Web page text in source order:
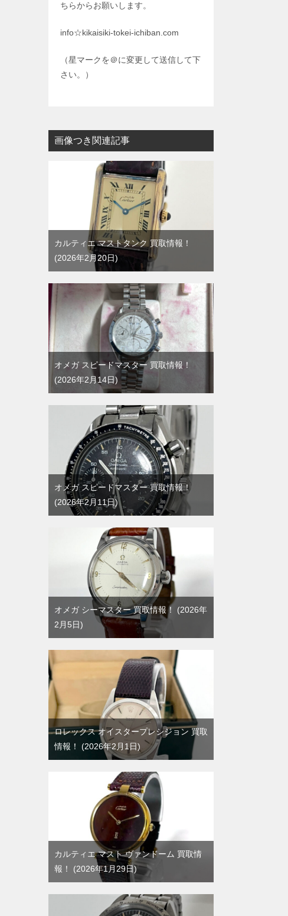
ちらからお願いします。
info☆kikaisiki-tokei-ichiban.com
（星マークを＠に変更して送信して下
さい。）
画像つき関連記事
カルティエ マストタンク 買取情報！
2026年2月20日
オメガ スピードマスター 買取情報！
2026年2月14日
オメガ スピードマスター 買取情報！
2026年2月11日
オメガ シーマスター 買取情報！
2026年
2月5日
ロレックス オイスタープレシジョン 買取
情報！
2026年2月1日
カルティエ マスト ヴァンドーム 買取情
報！
2026年1月29日